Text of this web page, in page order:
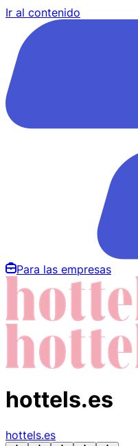
Ir al contenido
Para las empresas
hottels.es
hottels.es